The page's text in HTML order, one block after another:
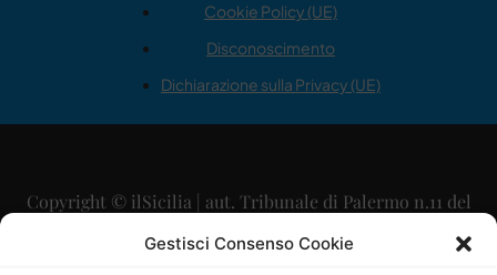
Gestisci Consenso Cookie
Cookie Policy (UE)
Disconoscimento
Dichiarazione sulla Privacy (UE)
Copyright © ilSicilia | aut. Tribunale di Palermo n.11 del
29/09/2015